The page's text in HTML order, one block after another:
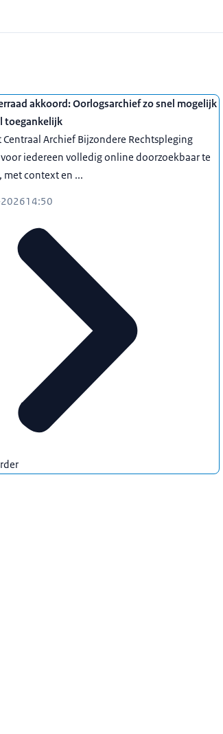
akkoord: Oorlogsarchief zo snel mogelijk
toegankelijk
Centraal Archief Bijzondere Rechtspleging
voor iedereen volledig online doorzoekbaar te
met context en ...
14:50